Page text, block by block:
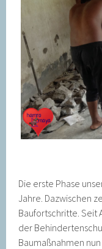
Die erste Phase
Jahre. Dazwischen
Baufortschritte. Seit
der
Baumaßnahmen